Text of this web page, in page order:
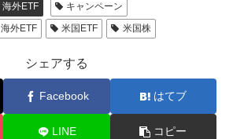
海外ETF
キャンペーン
海外ETF 米国ETF 米国株
シェアする
Facebook はてブ
LINE コピー